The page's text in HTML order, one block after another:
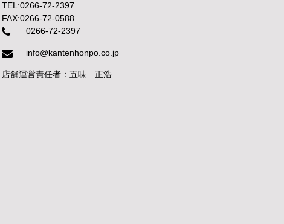
TEL:0266-72-2397
FAX:0266-72-0588
0266-72-2397
info@kantenhonpo.co.jp
店舗運営責任者：五味 正浩